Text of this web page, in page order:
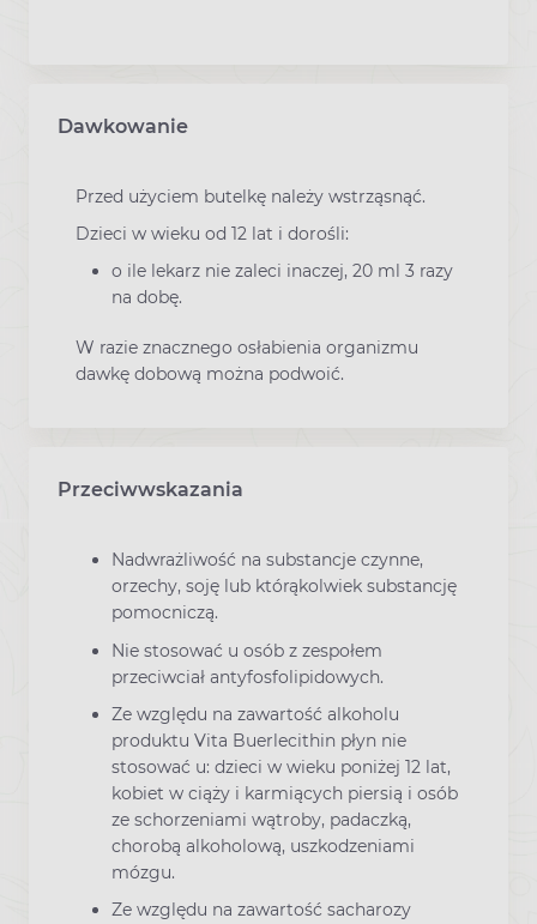
Dawkowanie
Przed użyciem butelkę należy wstrząsnąć.
Dzieci w wieku od 12 lat i dorośli:
o ile lekarz nie zaleci inaczej, 20 ml 3 razy
na dobę.
W razie znacznego osłabienia organizmu
dawkę dobową można podwoić.
Przeciwwskazania
Nadwrażliwość na substancje czynne,
orzechy, soję lub którąkolwiek substancję
pomocniczą.
Nie stosować u osób z zespołem
przeciwciał antyfosfolipidowych.
Ze względu na zawartość alkoholu
produktu Vita Buerlecithin płyn nie
stosować u: dzieci w wieku poniżej 12 lat,
kobiet w ciąży i karmiących piersią i osób
ze schorzeniami wątroby, padaczką,
chorobą alkoholową, uszkodzeniami
mózgu.
Ze względu na zawartość sacharozy